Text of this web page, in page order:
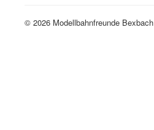
© 2026 Modellbahnfreunde Bexbach